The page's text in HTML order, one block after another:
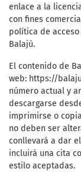
enlace a la
con fines
política de
Balajú.
El contenido de
web: https://
número actual y
descargarse
imprimirse o
no deben ser
conllevará a dar
incluirá una cita
estilo aceptadas.